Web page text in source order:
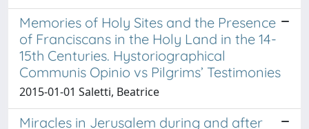
Memories of Holy Sites and the Presence
of Franciscans in the Holy Land in the 14-
15th Centuries. Hystoriographical
Communis Opinio vs Pilgrims’ Testimonies
2015-01-01 Saletti, Beatrice
Miracles in Jerusalem during and after